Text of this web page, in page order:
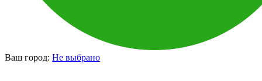
Ваш город: Не выбрано